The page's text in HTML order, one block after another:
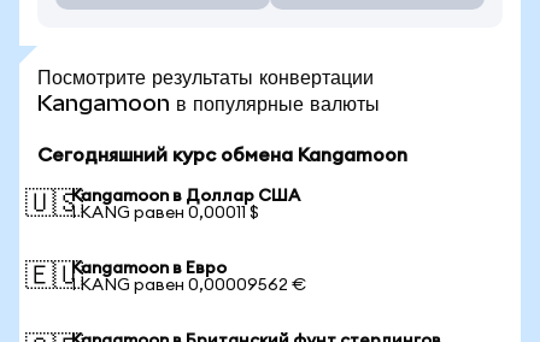
Посмотрите результаты конвертации
Kangamoon в популярные валюты
Сегодняшний курс обмена Kangamoon
🇺🇸Kangamoon в Доллар США
1 KANG равен 0,00011 $
🇪🇺Kangamoon в Евро
1 KANG равен 0,00009562 €